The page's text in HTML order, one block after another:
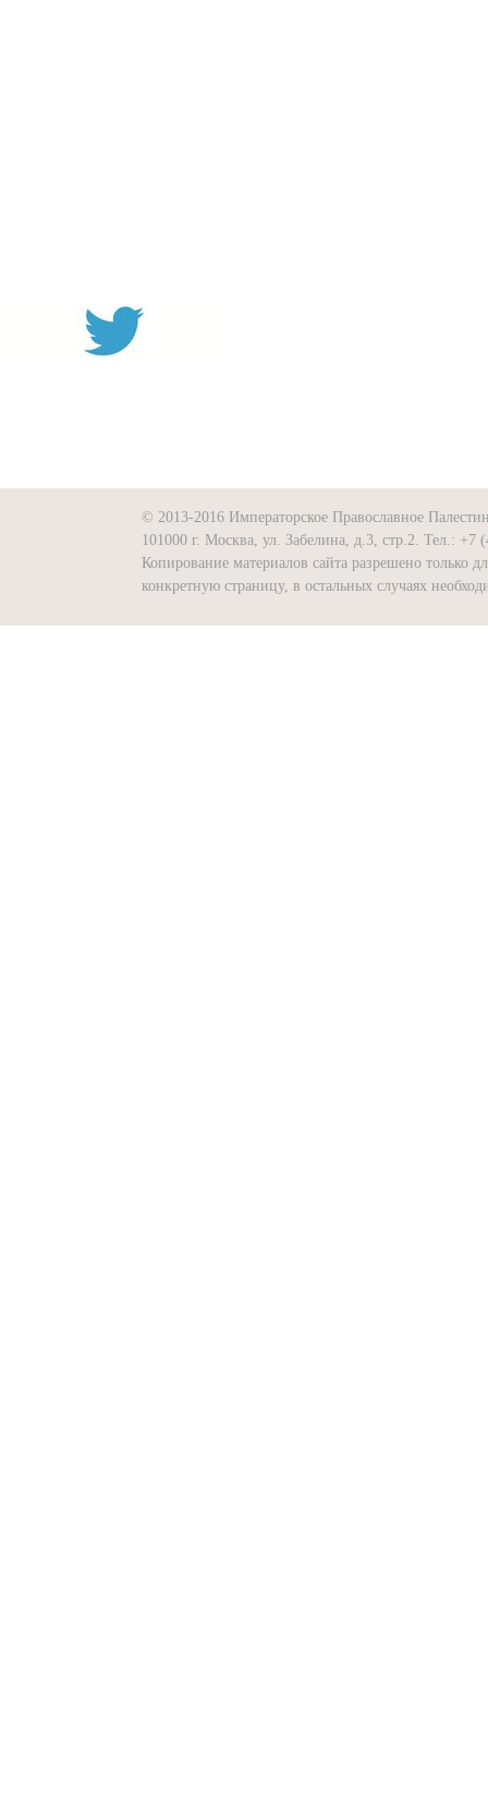
© 2013-2016 Императорское Православное
101000 г. Москва, ул. Забелина, д.3, стр.2. Тел.:
Копирование материалов сайта разрешено только
конкретную страницу, в остальных случаях